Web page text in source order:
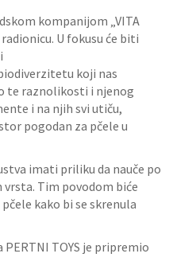
kompanijom „VITA
U fokusu će biti
koji nas
te raznolikosti i njenog
i na njih svi utiču,
pogodan za pčele u
imati priliku da nauče po
Tim povodom biće
kako bi se skrenula
TOYS je pripremio